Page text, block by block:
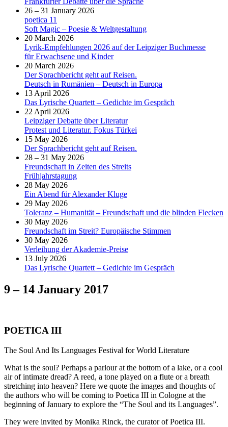
26 – 31 January 2026
poetica 11
Soft Magic – Poesie & Weltgestaltung
20 March 2026
Lyrik-Empfehlungen 2026 auf der Leipziger Buchmesse
für Erwachsene und Kinder
20 March 2026
Der Sprachbericht geht auf Reisen.
Deutsch in Rumänien – Deutsch in Europa
13 April 2026
Das Lyrische Quartett – Gedichte im Gespräch
22 April 2026
Leipziger Debatte über Literatur
Protest und Literatur. Fokus Türkei
15 May 2026
Der Sprachbericht geht auf Reisen.
28 – 31 May 2026
Freundschaft in Zeiten des Streits
Frühjahrstagung
28 May 2026
Ein Abend für Alexander Kluge
29 May 2026
Toleranz – Humanität – Freundschaft und die blinden Flecken
30 May 2026
Freundschaft im Streit? Europäische Stimmen
30 May 2026
Verleihung der Akademie-Preise
13 July 2026
Das Lyrische Quartett – Gedichte im Gespräch
9 – 14 January 2017
POETICA III
The Soul And Its Languages Festival for World Literature
What is the soul? Perhaps a parlour at the bottom of a lake, or a cool
air of intimate dread? A reed, a tone played on a flute or a breath
stretching into heaven? Here we quote the images and thoughts of
the authors who will be coming to Poetica III in Cologne at the
beginning of January to explore the “The Soul and its Languages”.
They were invited by Monika Rinck, the curator of Poetica III.